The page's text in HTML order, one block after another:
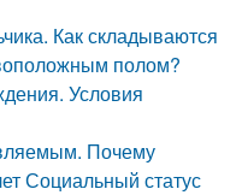
Как складываются
полом?
Условия
Почему
Социальный статус